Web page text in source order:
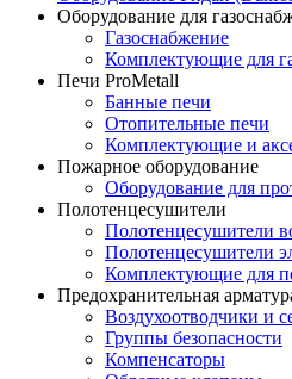
Оборудование для
Газоснабжение
Комплектующие для
Печи ProMetall
Банные печи
Отопительные печи
Комплектующие и
Пожарное оборудование
Оборудование для
Полотенцесушители
Полотенцесушители
Полотенцесушители
Комплектующие для
Предохранительная
Воздухоотводчики и
Группы безопасности
Компенсаторы